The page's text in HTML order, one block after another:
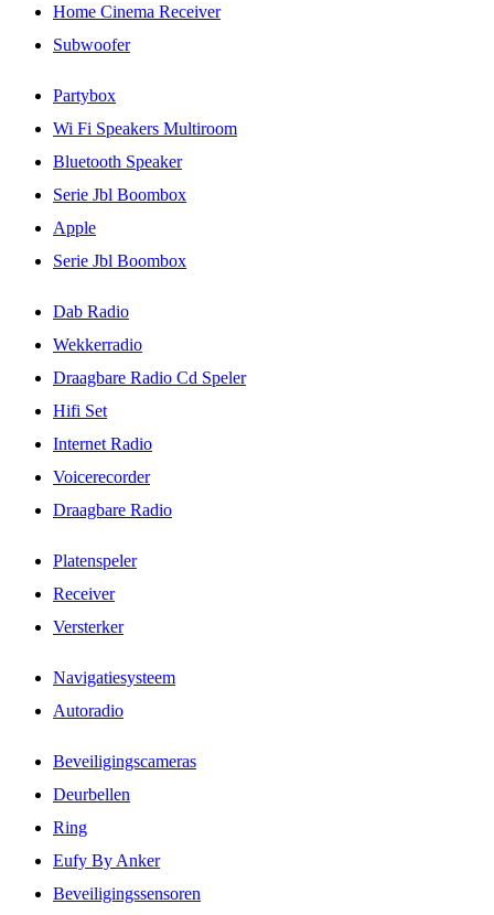
Home Cinema Receiver
Subwoofer
Partybox
Wi Fi Speakers Multiroom
Bluetooth Speaker
Serie Jbl Boombox
Apple
Serie Jbl Boombox
Dab Radio
Wekkerradio
Draagbare Radio Cd Speler
Hifi Set
Internet Radio
Voicerecorder
Draagbare Radio
Platenspeler
Receiver
Versterker
Navigatiesysteem
Autoradio
Beveiligingscameras
Deurbellen
Ring
Eufy By Anker
Beveiligingssensoren